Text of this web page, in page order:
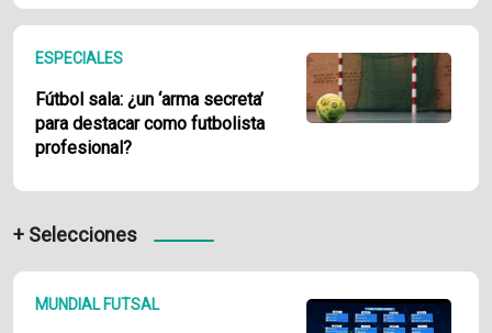
ESPECIALES
Fútbol sala: ¿un ‘arma secreta’
para destacar como futbolista
profesional?
+ Selecciones
MUNDIAL FUTSAL